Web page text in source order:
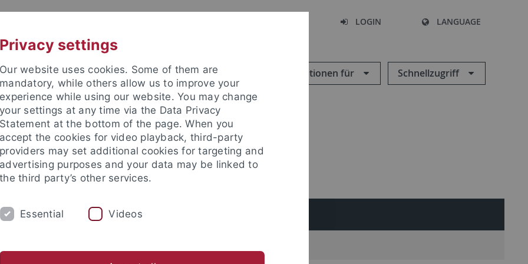
LOGIN LANGUAGE
Informationen für Schnellzugriff
Fakultät
Bildungsforschung
KONTAKT
Privacy settings
Our website uses cookies. Some of them are
mandatory, while others allow us to improve your
experience while using our website. You may change
your settings at any time via the Data Privacy
Statement at the bottom of the page. When you
accept the cookies for video playback, third-party
providers may set additional cookies for targeting and
advertising purposes and your data may be linked to
the third party’s other services.
Essential Videos